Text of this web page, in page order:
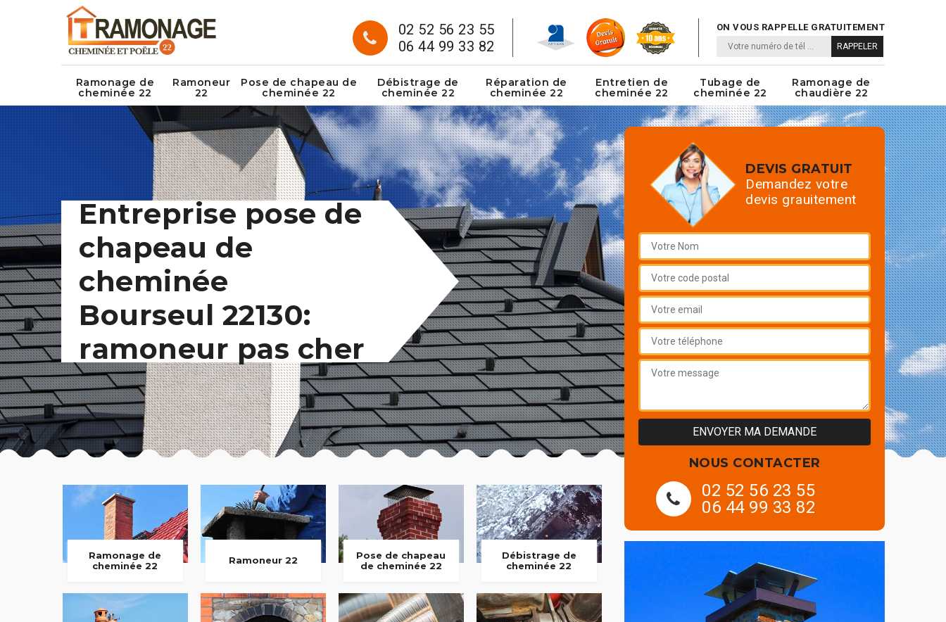
02 52 56 23 55
06 44 99 33 82
ON VOUS RAPPELLE GRATUITEMENT
Ramonage de
cheminée 22
Ramoneur
22
Pose de chapeau de
cheminée 22
Débistrage de
cheminée 22
Réparation de
cheminée 22
Entretien de
cheminée 22
Tubage de
cheminée 22
Ramonage de
chaudière 22
Entreprise pose de
chapeau de
cheminée
Bourseul 22130:
ramoneur pas cher
Ramonage de
cheminée 22
Ramoneur 22
Pose de chapeau
de cheminée 22
Débistrage de
cheminée 22
DEVIS GRATUIT
Demandez votre
devis grauitement
NOUS CONTACTER
02 52 56 23 55
06 44 99 33 82